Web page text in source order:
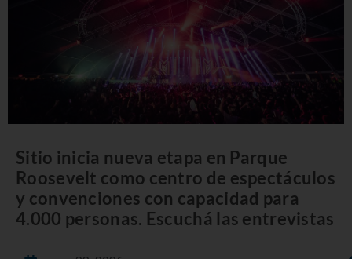
Sitio inicia nueva etapa en Parque
Roosevelt como centro de espectáculos
y convenciones con capacidad para
4.000 personas. Escuchá las entrevistas